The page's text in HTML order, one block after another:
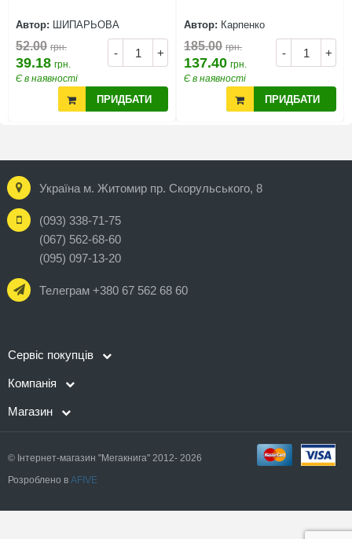
Автор: ШИПАРЬОВА
- +
52.00 грн.
39.18 грн.
Є в наявності
ПРИДБАТИ
Автор: Карпенко
- +
185.00 грн.
137.40 грн.
Є в наявності
ПРИДБАТИ
Україна м. Житомир пр. Скорульського, 8
(093) 338-71-75
(067) 562-68-60
(095) 097-13-20
Телеграм +380 67 562 68 60
Сервіс покупців
Компанія
Магазин
© Інтернет-магазин "Мегакнига" 2012- 2026
Розроблено в AFIVE